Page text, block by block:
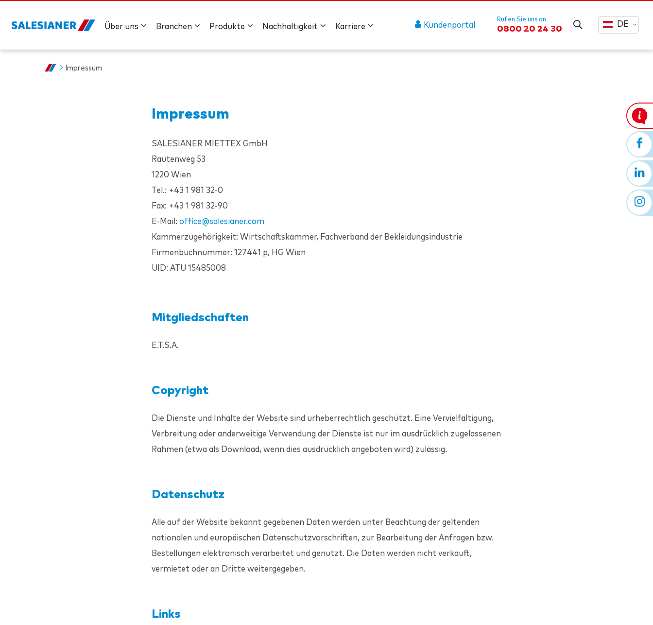
DE
Rufen Sie uns an
0800 20 24 30
Kundenportal
Über uns Branchen Produkte Nachhaltigkeit Karriere
Impressum
Impressum
SALESIANER MIETTEX GmbH
Rautenweg 53
1220 Wien
Tel.: +43 1 981 32-0
Fax: +43 1 981 32-90
E-Mail: office@salesianer.com
Kammerzugehörigkeit: Wirtschaftskammer, Fachverband der Bekleidungsindustrie
Firmenbuchnummer: 127441 p, HG Wien
UID: ATU 15485008
Mitgliedschaften
E.T.S.A.
Copyright
Die Dienste und Inhalte der Website sind urheberrechtlich geschützt. Eine Vervielfältigung,
Verbreitung oder anderweitige Verwendung der Dienste ist nur im ausdrücklich zugelassenen
Rahmen (etwa als Download, wenn dies ausdrücklich angeboten wird) zulässig.
Datenschutz
Alle auf der Website bekannt gegebenen Daten werden unter Beachtung der geltenden
nationalen und europäischen Datenschutzvorschriften, zur Bearbeitung der Anfragen bzw.
Bestellungen elektronisch verarbeitet und genutzt. Die Daten werden nicht verkauft,
vermietet oder an Dritte weitergegeben.
Links